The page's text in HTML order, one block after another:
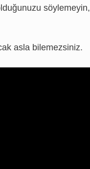
söylemeyin,
asla bilemezsiniz.